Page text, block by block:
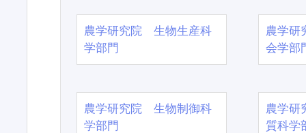
農学研究院 生物生産科
学部門
農学
会学部
農学研究院 生物制御科
学部門
農学
質科学